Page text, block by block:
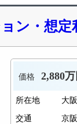
ン・想
価格 2,880万
所在地 大
交通 京